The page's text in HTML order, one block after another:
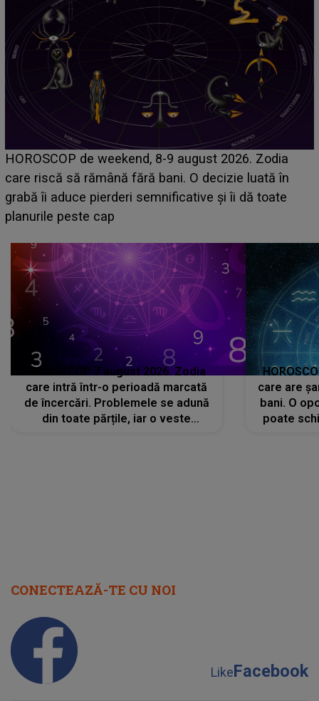
Emanuel a ținut ACEST DETALIU ASCUNS până
acum! În fața Alexandrei, concurentul din Casa Iubirii
face o MĂRTURISIRE NEAȘTEPTATĂ despre mama
sa: "I-am spus și ei în față, eu nu te iubesc pentru
HOROSCOP 7 august 2026. Zodia
care intră într-o perioadă marcată
de încercări. Problemele se adună
din toate părțile, iar o veste
care are
bani. O
poate
CONECTEAZĂ-TE CU NOI
LikeFacebook